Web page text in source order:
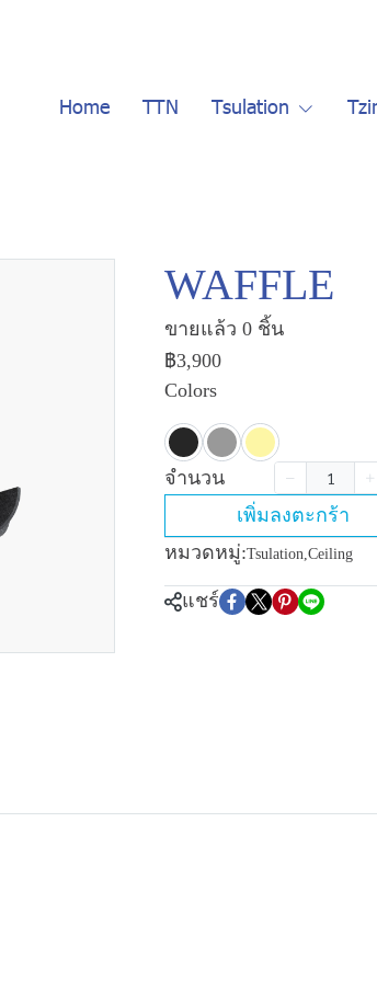
Home TTN Tsulation
WAFFLE
ขายแล้ว 0 ชิ้น
฿3,900
Colors
จำนวน
เพิ่มลงตะกร้า
หมวดหมู่:Tsulation,Ceiling
แชร์